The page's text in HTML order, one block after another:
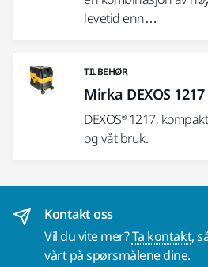
levetid enn…
TILBEHØR
Mirka DEXOS 1217
DEXOS® 1217,
og våt bruk.
Kontakt oss
Vil du vite mer?Ta kontakt,
vårt på spørsmålene dine.